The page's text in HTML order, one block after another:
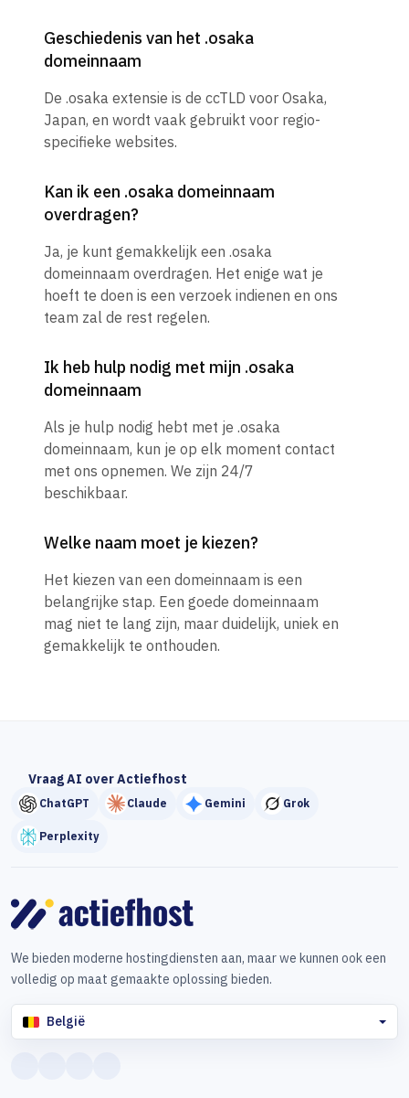
Geschiedenis van het .osaka
domeinnaam
De .osaka extensie is de ccTLD voor Osaka,
Japan, en wordt vaak gebruikt voor regio-
specifieke websites.
Kan ik een .osaka domeinnaam
overdragen?
Ja, je kunt gemakkelijk een .osaka
domeinnaam overdragen. Het enige wat je
hoeft te doen is een verzoek indienen en ons
team zal de rest regelen.
Ik heb hulp nodig met mijn .osaka
domeinnaam
Als je hulp nodig hebt met je .osaka
domeinnaam, kun je op elk moment contact
met ons opnemen. We zijn 24/7
beschikbaar.
Welke naam moet je kiezen?
Het kiezen van een domeinnaam is een
belangrijke stap. Een goede domeinnaam
mag niet te lang zijn, maar duidelijk, uniek en
gemakkelijk te onthouden.
Vraag AI over Actiefhost
ChatGPT Claude Gemini Grok
Perplexity
We bieden moderne hostingdiensten aan, maar we kunnen ook een
volledig op maat gemaakte oplossing bieden.
België